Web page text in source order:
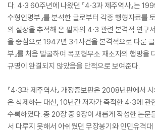
다. 4·3 60주년에 나왔던 『4·3과 제주역사』는
수형인명부』를 분석한 글로부터 각종 행형자료를
의 실상을 추적해 온 필자의 4·3 관련 본격적 연구
을 중심으로 1947년 3·1사건을 본격적으로 다룬
부』를 처음 발굴하여 목포형무소 재소자의 행방을
규명이 완결되지 않았음을 단적으로 보여준다.
『4·3과 제주역사』 개정증보판은 2008년판에서
은 삭제하는 대신, 10년간 저자가 축적한 4·3에 관
수록하였다. 총 20장 중 9장이 새롭게 작성한 논문
서 다루지 못해서 아쉬웠던 무장봉기와 인민유격